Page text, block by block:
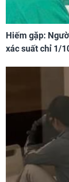
Hiếm gặp:
xác suất chỉ 1/